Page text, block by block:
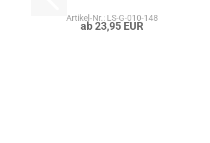
Artikel‑Nr.: LS-G-010-148
ab 23,95 EUR